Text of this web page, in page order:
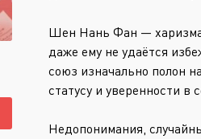
Шен Нань Фан —
даже ему не удаётся
союз изначально полон
статусу и уверенности в
Недопонимания,